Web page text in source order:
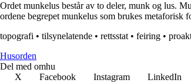
Ordet munkelus består av to deler, munk og lus.
ordene begrepet munkelus som brukes metaforisk
topografi • tilsynelatende • rettsstat • feiring •
Husorden
Del med omhu
X
Facebook Instagram LinkedIn